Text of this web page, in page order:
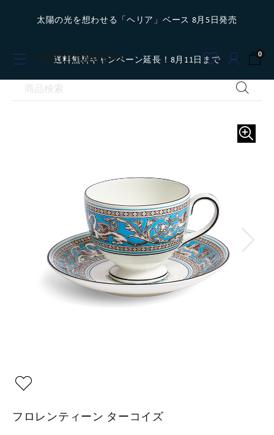
太陽の光を想わせる「ヘリア」ベース 8月5日発売
送料無料キャンペーン延長！8月11日まで 0
フロレンティーン ターコイズ